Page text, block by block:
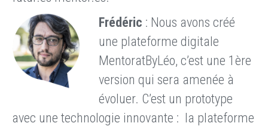
Frédéric : Nous avons créé
une plateforme digitale
MentoratByLéo, c’est une 1ère
version qui sera amenée à
évoluer. C’est un prototype
avec une technologie innovante : la plateforme